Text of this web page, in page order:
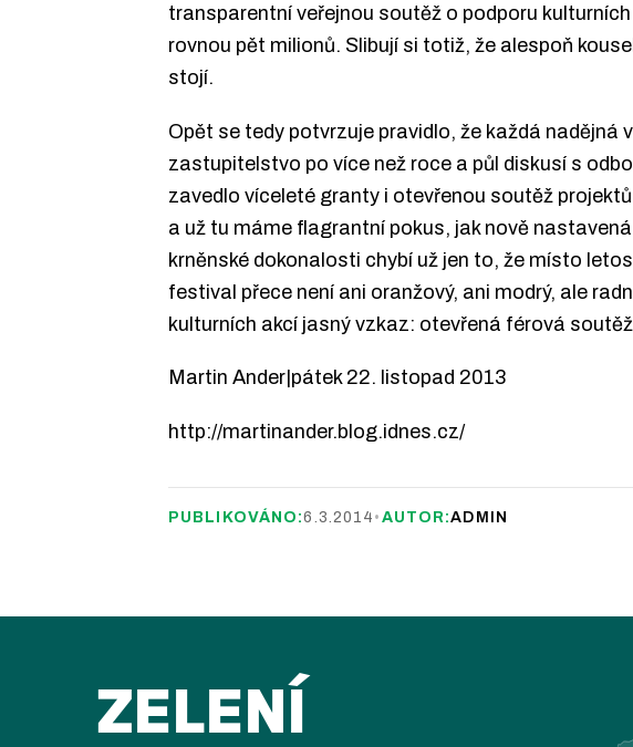
transparentní veřejnou soutěž o podporu
rovnou pět milionů. Slibují si totiž, že alespoň
stojí.
Opět se tedy potvrzuje pravidlo, že každá nadějná
zastupitelstvo po více než roce a půl diskusí s
zavedlo víceleté granty i otevřenou soutěž
a už tu máme flagrantní pokus, jak nově
krněnské dokonalosti chybí už jen to, že místo
festival přece není ani oranžový, ani modrý, ale
kulturních akcí jasný vzkaz: otevřená férová
Martin Ander|pátek 22. listopad 2013
http://martinander.blog.idnes.cz/
PUBLIKOVÁNO:6.3.2014 • AUTOR:ADMIN
ZELENÍ